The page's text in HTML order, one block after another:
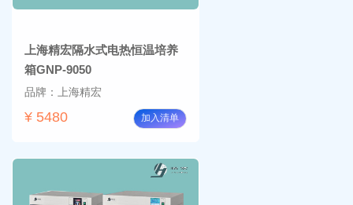
上海精宏隔水式电热恒温培养
箱GNP-9050
品牌：上海精宏
¥ 5480 加入清单